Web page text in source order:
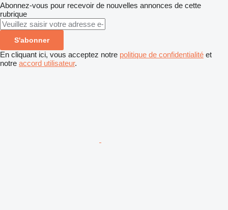
Abonnez-vous pour recevoir de nouvelles annonces de cette
rubrique
S'abonner
En cliquant ici, vous acceptez notre politique de confidentialité et
notre accord utilisateur.